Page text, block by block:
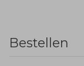
Bestellen